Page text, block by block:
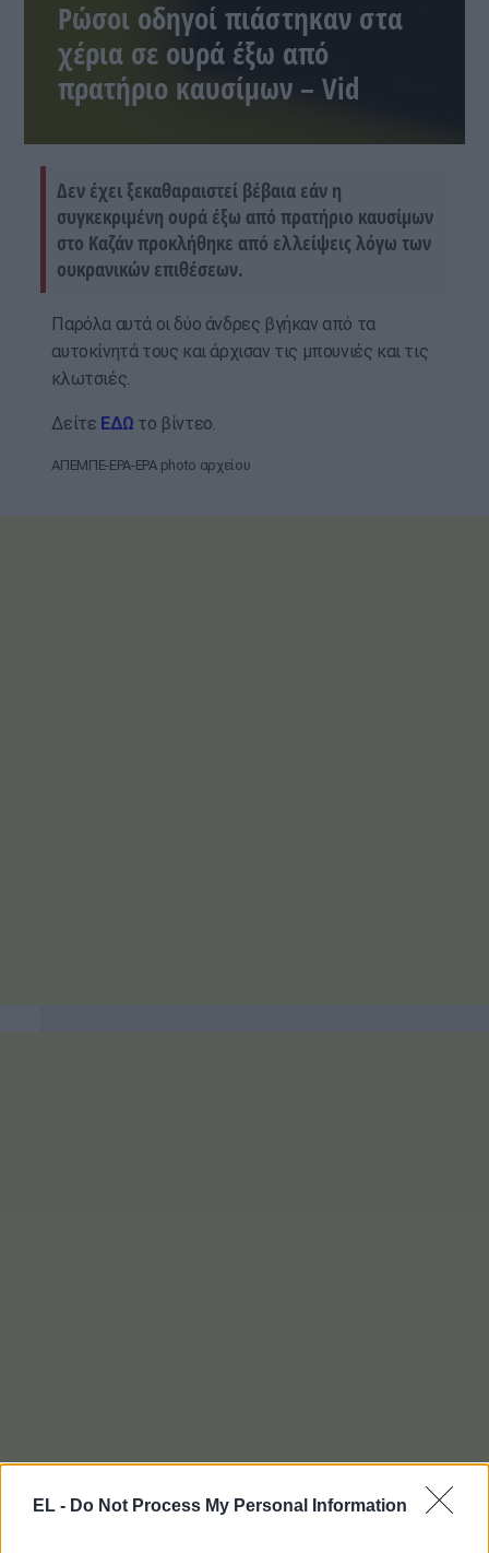
EL - Do Not Process My Personal Information
Ρώσοι οδηγοί πιάστηκαν στα
χέρια σε ουρά έξω από
πρατήριο καυσίμων – Vid
Δεν έχει ξεκαθαραιστεί βέβαια εάν η
συγκεκριμένη ουρά έξω από πρατήριο καυσίμων
στο Καζάν προκλήθηκε από ελλείψεις λόγω των
ουκρανικών επιθέσεων.
Παρόλα αυτά οι δύο άνδρες βγήκαν από τα
αυτοκίνητά τους και άρχισαν τις μπουνιές και τις
κλωτσιές.
Δείτε ΕΔΩ το βίντεο.
ΑΠΕΜΠΕ-EPA-EPA photo αρχείου